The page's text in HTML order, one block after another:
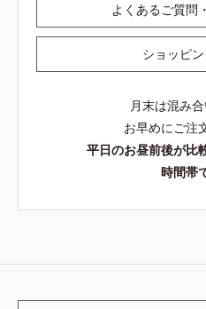
よくあるご質問
ショッピ
月末は混み
お早めにご注
平日のお昼前後が比
時間帯